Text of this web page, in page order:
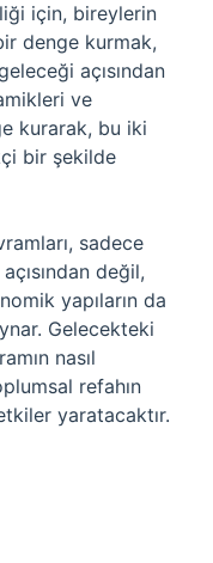
için, bireylerin
denge kurmak,
açısından
ve
kurarak, bu iki
bir şekilde
sadece
değil,
yapıların da
Gelecekteki
nasıl
refahın
yaratacaktır.